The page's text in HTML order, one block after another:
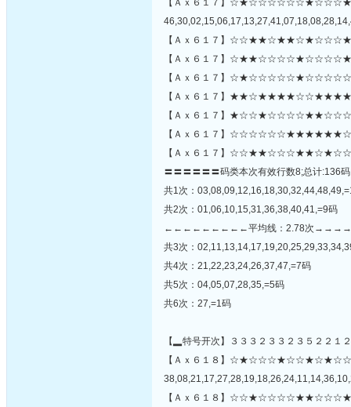
【Ａｘ６１７】
【Ａｘ６１７】
【Ａｘ６１７】
【Ａｘ６１７】
【Ａｘ６１７】
【Ａｘ６１７】
【Ａｘ６１７】
【Ａｘ６１７】
〓〓〓〓〓〓码类本次有效行数8;总计:136
共1次：
共2次：01,06,10,15,31,36,38,40,41,=9码
←←←←←←←←←平均线：2.78次
共3次：
共4次：21,22,23,24,26,37,47,=7码
共5次：04,05,07,28,35,=5码
共6次：27,=1码
【▂特号开次】３３３２３３２３５２２１
【Ａｘ６１８】
【Ａｘ６１８】